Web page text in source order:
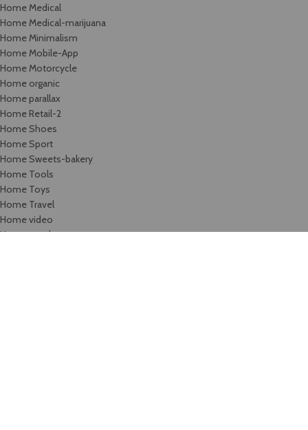
Home Medical
Home Medical-marijuana
Home Minimalism
Home Mobile-App
Home Motorcycle
Home organic
Home parallax
Home Retail-2
Home Shoes
Home Sport
Home Sweets-bakery
Home Tools
Home Toys
Home Travel
Home video
Home watches